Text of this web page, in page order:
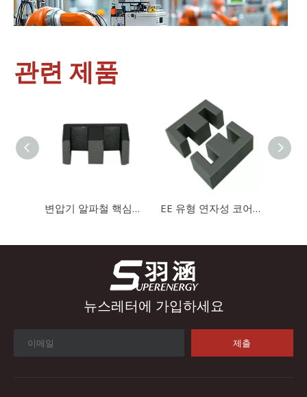
관련 제품
변압기 알파철 핵심을 위한 EE 유형 연약한 자석 핵심 Mn-Zn 알파철 핵심 철 분말 핵심 EE 유형 연자성 코어 Mn-Zn 페라이트 코어 변압기 페라이트 코어
뉴스레터에 가입하세요
제출